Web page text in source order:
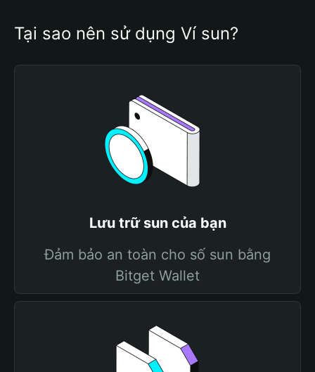
Tại sao nên sử dụng Ví sun?
Lưu trữ sun của bạn
Đảm bảo an toàn cho số sun bằng
Bitget Wallet